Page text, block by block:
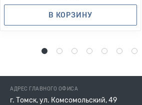
В КОРЗИНУ
1 2 3 4 5 6 7
АДРЕС ГЛАВНОГО ОФИСА
г. Томск, ул. Комсомольский, 49